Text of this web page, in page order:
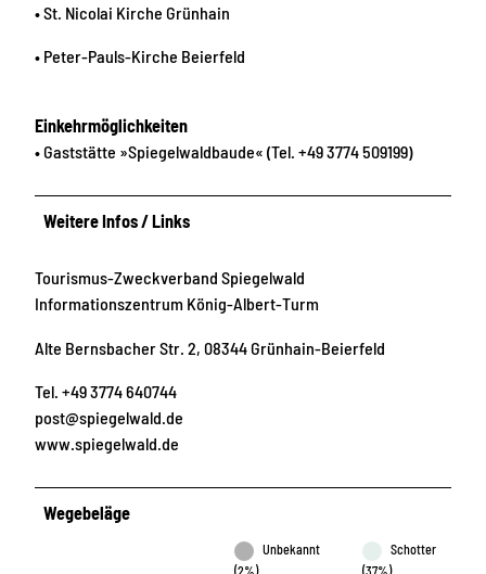
• St. Nicolai Kirche Grünhain
• Peter-Pauls-Kirche Beierfeld
Einkehrmöglichkeiten
• Gaststätte »Spiegelwaldbaude« (Tel. +49 3774 509199)
Weitere Infos / Links
Tourismus-Zweckverband Spiegelwald
Informationszentrum König-Albert-Turm
Alte Bernsbacher Str. 2, 08344 Grünhain-Beierfeld
Tel. +49 3774 640744
post@spiegelwald.de
www.spiegelwald.de
Wegebeläge
Unbekannt
(2%)
Schotter
(37%)